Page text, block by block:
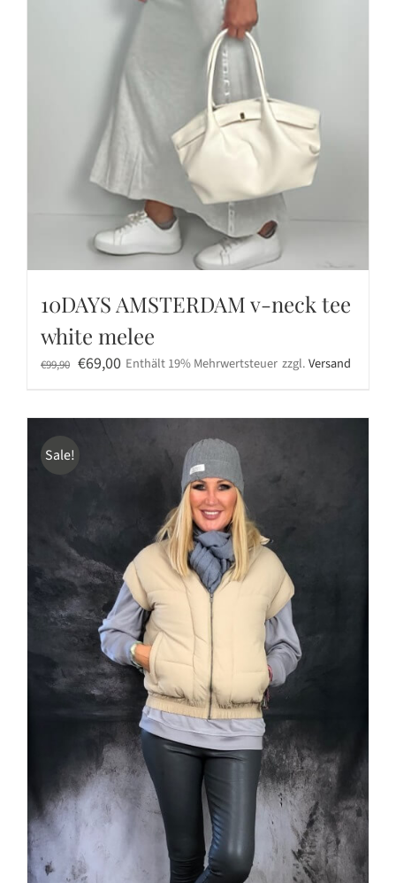
10DAYS AMSTERDAM v-neck tee
white melee
€99,90 Ursprünglicher
€69,00Aktueller
Enthält 19% Mehrwertsteuer zzgl.Versand
Sale!